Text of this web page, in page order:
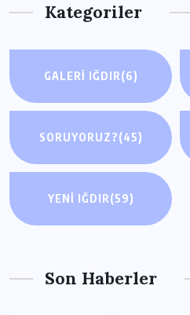
Kategoriler
GALERI IĞDIR(6)
SORUYORUZ?(45)
YENI IĞDIR(59)
Son Haberler